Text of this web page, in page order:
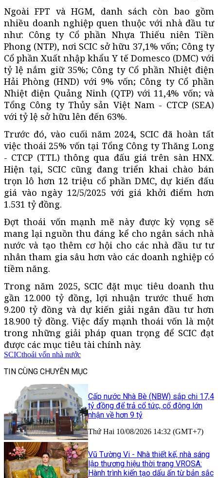
Ngoài FPT và HGM, danh sách còn bao gồm
nhiều doanh nghiệp quen thuộc với nhà đầu tư
như: Công ty Cổ phần Nhựa Thiếu niên Tiền
Phong (NTP), nơi SCIC sở hữu 37,1% vốn; Công ty
Cổ phần Xuất nhập khẩu Y tế Domesco (DMC) với
tỷ lệ nắm giữ 35%; Công ty Cổ phần Nhiệt điện
Hải Phòng (HND) với 9% vốn; Công ty Cổ phần
Nhiệt điện Quảng Ninh (QTP) với 11,4% vốn; và
Tổng Công ty Thủy sản Việt Nam - CTCP (SEA)
với tỷ lệ sở hữu lên đến 63%.
Trước đó, vào cuối năm 2024, SCIC đã hoàn tất
việc thoái 25% vốn tại Tổng Công ty Thăng Long
- CTCP (TTL) thông qua đấu giá trên sàn HNX.
Hiện tại, SCIC cũng đang triển khai chào bán
trọn lô hơn 12 triệu cổ phần DMC, dự kiến đấu
giá vào ngày 12/5/2025 với giá khởi điểm hơn
1.531 tỷ đồng.
Đợt thoái vốn mạnh mẽ này được kỳ vọng sẽ
mang lại nguồn thu đáng kể cho ngân sách nhà
nước và tạo thêm cơ hội cho các nhà đầu tư tư
nhân tham gia sâu hơn vào các doanh nghiệp có
tiềm năng.
Trong năm 2025, SCIC đặt mục tiêu doanh thu
gần 12.000 tỷ đồng, lợi nhuận trước thuế hơn
9.200 tỷ đồng và dự kiến giải ngân đầu tư hơn
18.900 tỷ đồng. Việc đẩy mạnh thoái vốn là một
trong những giải pháp quan trọng để SCIC đạt
được các mục tiêu tài chính này.
SCICthoái vốn nhà nước
TIN CÙNG CHUYÊN MỤC
Cấp nước Nhà Bè (NBW) sắp chi 17,4
tỷ đồng để trả cổ tức, cổ đông lớn
nhận về hơn 9 tỷ
Thứ Hai 10/08/2026 14:32 (GMT+7)
Vũ Tường Vi - Nhà thiết kế, nhà sáng
lập thương hiệu thời trang VROSA:
Hành trình kiến tạo dấu ấn từ bản sắc